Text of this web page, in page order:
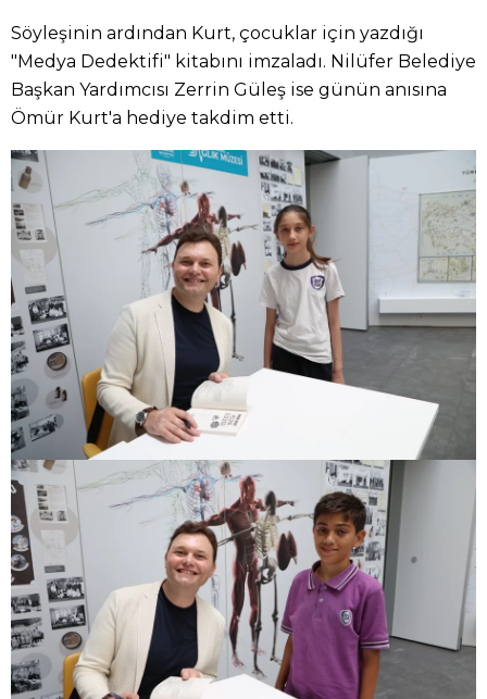
Söyleşinin ardından Kurt, çocuklar için yazdığı
"Medya Dedektifi" kitabını imzaladı. Nilüfer Belediye
Başkan Yardımcısı Zerrin Güleş ise günün anısına
Ömür Kurt'a hediye takdim etti.